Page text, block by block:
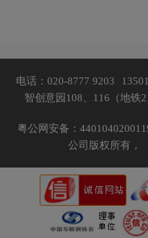
电话：020-8777 9203
智创意园108、116（地铁
粤公网安备：
公司版权所有，